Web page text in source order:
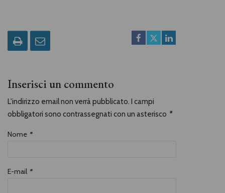
Golasecca III A (500-350 a.C.),
l’ultimo stadio della civiltà
golasecchiana precedente
basi culturali nell’area padana dalla
prima età del Ferro al tramonto della
cultura di Golasecca, presentando i
risultati di indagini archeologiche
condotte a Bergamo, a Sesto
Calende, nonché dati di archivio e
Inserisci un commento
L'indirizzo email non verrà pubblicato. I campi
obbligatori sono contrassegnati con un asterisco *
Nome *
E-mail *